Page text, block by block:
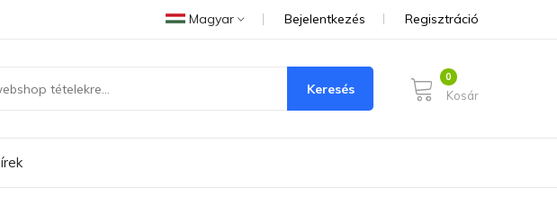
Magyar Bejelentkezés Regisztráció
Keresés Kosár